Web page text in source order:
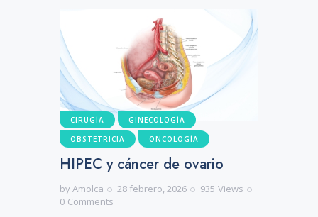
CIRUGÍA
GINECOLOGÍA
OBSTETRICIA
ONCOLOGÍA
HIPEC y cáncer de ovario
byAmolca 28 febrero, 2026 935 Views
0 Comments